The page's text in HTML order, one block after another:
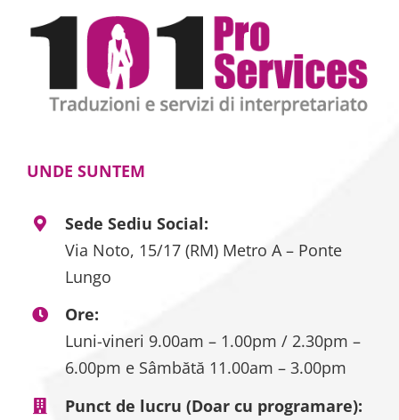
UNDE SUNTEM
Sede Sediu Social:
Via Noto, 15/17 (RM) Metro A – Ponte
Lungo
Ore:
Luni-vineri 9.00am – 1.00pm / 2.30pm –
6.00pm e Sâmbătă 11.00am – 3.00pm
Punct de lucru (Doar cu programare):